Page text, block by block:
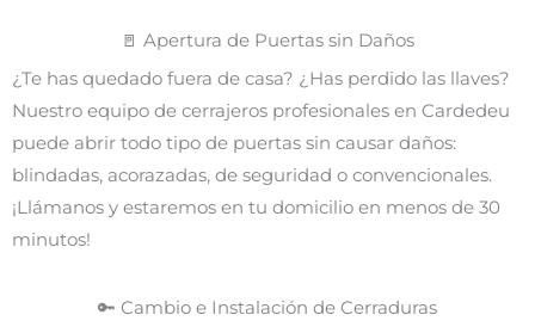
🚪 Apertura de Puertas sin Daños
¿Te has quedado fuera de casa? ¿Has perdido las llaves?
Nuestro equipo de cerrajeros profesionales en Cardedeu
puede abrir todo tipo de puertas sin causar daños:
blindadas, acorazadas, de seguridad o convencionales.
¡Llámanos y estaremos en tu domicilio en menos de 30
minutos!
🔑 Cambio e Instalación de Cerraduras